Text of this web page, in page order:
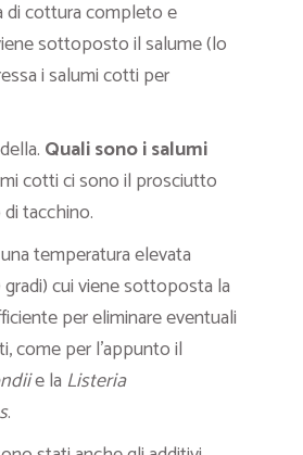
di cottura completo e
sottoposto il salume (lo
i salumi cotti per
Quali sono i salumi
cotti ci sono il prosciutto
tacchino.
temperatura elevata
cui viene sottoposta la
per eliminare eventuali
come per l’appunto il
e la Listeria
.